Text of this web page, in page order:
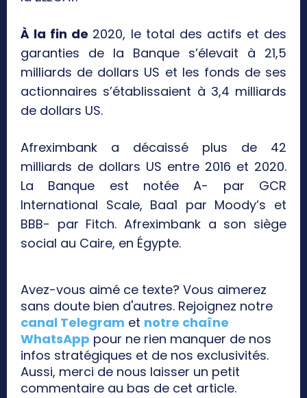
À la fin de 2020, le total des actifs et des
garanties de la Banque s’élevait à 21,5
milliards de dollars US et les fonds de ses
actionnaires s’établissaient à 3,4 milliards
de dollars US.
Afreximbank a décaissé plus de 42
milliards de dollars US entre 2016 et 2020.
La Banque est notée A- par GCR
International Scale, Baa1 par Moody’s et
BBB- par Fitch. Afreximbank a son siège
social au Caire, en Égypte.
Avez-vous aimé ce texte? Vous aimerez
sans doute bien d'autres. Rejoignez notre
canal Telegram et notre chaîne
WhatsApp pour ne rien manquer de nos
infos stratégiques et de nos exclusivités.
Aussi, merci de nous laisser un petit
commentaire au bas de cet article.